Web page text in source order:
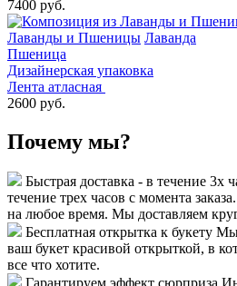
7400 руб.
Лаванды и Пшеницы Лаванда
Пшеница
Дизайнерская упаковка
Лента атласная
2600 руб.
Почему мы?
Быстрая доставка - в течение 3х
течение трех часов с момента
на любое время. Мы доставляем
Бесплатная открытка к букету Мы
ваш букет красивой открыткой, в
все что хотите.